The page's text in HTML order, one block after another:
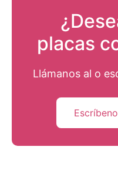
placas
Llámanos al o